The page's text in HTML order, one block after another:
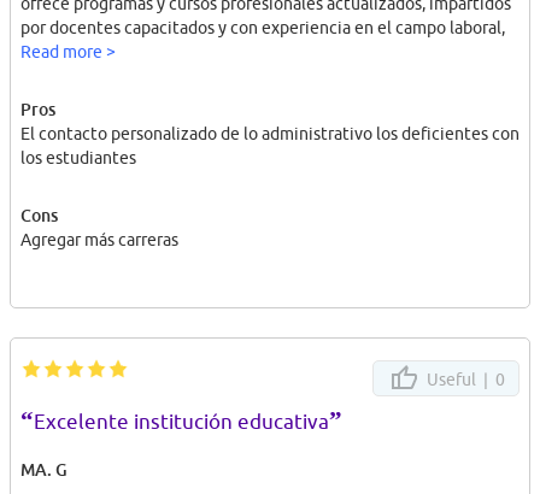
por docentes capacitados y con experiencia en el campo laboral,
Read more >
Pros
El contacto personalizado de lo administrativo los deficientes con
los estudiantes
Cons
Agregar más carreras
Useful | 0
“Excelente institución educativa”
MA. G